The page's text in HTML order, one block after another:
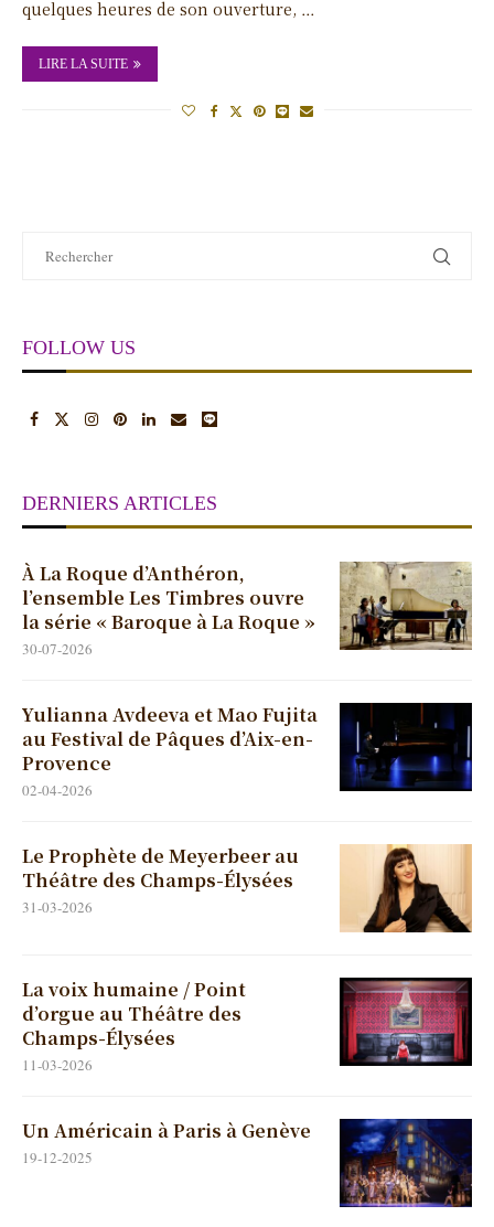
quelques heures de son ouverture, …
LIRE LA SUITE
FOLLOW US
DERNIERS ARTICLES
À La Roque d’Anthéron,
l’ensemble Les Timbres ouvre
la série « Baroque à La Roque »
30-07-2026
Yulianna Avdeeva et Mao Fujita
au Festival de Pâques d’Aix-en-
Provence
02-04-2026
Le Prophète de Meyerbeer au
Théâtre des Champs-Élysées
31-03-2026
La voix humaine / Point
d’orgue au Théâtre des
Champs-Élysées
11-03-2026
Un Américain à Paris à Genève
19-12-2025